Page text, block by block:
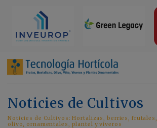
Noticies de Cultivos
Noticies de Cultivos: Hortalizas, berries,
olivo, ornamentales, plantel y viveros